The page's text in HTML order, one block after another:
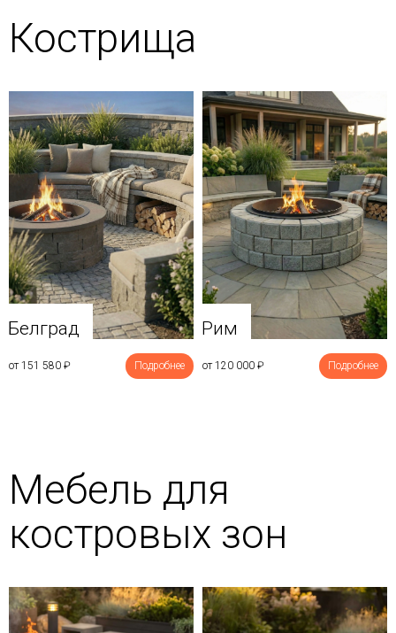
Кострища
Белград
от 151 580 ₽ Подробнее
Рим
от 120 000 ₽ Подробнее
Мебель для
костровых зон